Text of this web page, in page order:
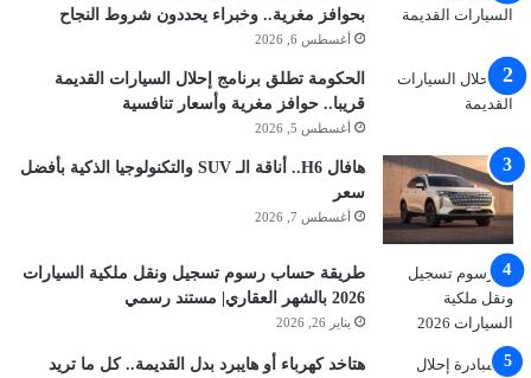
بحوافز مغرية.. وخبراء يحددون شروط النجاح
أغسطس 6, 2026
الحكومة تطلق برنامج إحلال السيارات القديمة
قريبا.. حوافز مغرية وأسعار تنافسية
أغسطس 5, 2026
هافال H6.. أناقة الـ SUV والتكنولوجيا الذكية بأفضل
سعر
أغسطس 7, 2026
طريقة حساب رسوم تسجيل ونقل ملكية السيارات
2026 بالشهر العقاري| مستند رسمي
يناير 26, 2026
هتاخد كهرباء أو هايبرد بدل القديمة.. كل ما تريد